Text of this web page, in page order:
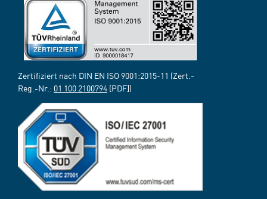
Zertifiziert nach DIN EN ISO 9001:2015-11 (Zert.-
Reg.-Nr.: 01 100 2100794 [PDF])